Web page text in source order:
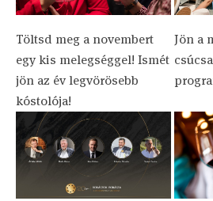
Töltsd meg a novembert
egy kis melegséggel! Ismét
jön az év legvörösebb
kóstolója!
Jön a